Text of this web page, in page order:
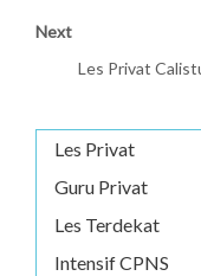
Next
Les Privat
Les Privat
Guru Privat
Les Terdekat
Intensif CPNS